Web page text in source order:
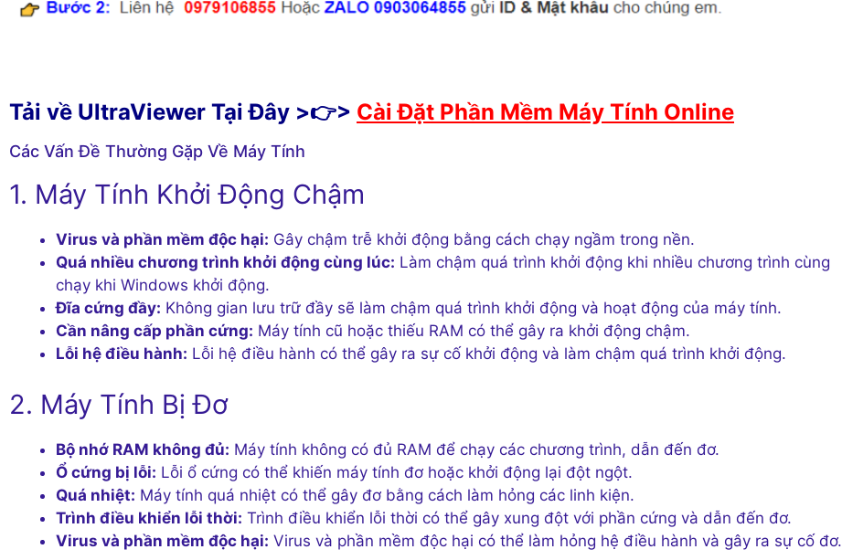
Tải về UltraViewer Tại Đây >👉> Cài Đặt Phần Mềm Máy Tính Online
Các Vấn Đề Thường Gặp Về Máy Tính
1. Máy Tính Khởi Động Chậm
Virus và phần mềm độc hại: Gây chậm trễ khởi động bằng cách chạy ngầm trong nền.
Quá nhiều chương trình khởi động cùng lúc: Làm chậm quá trình khởi động khi nhiều chương trình cùng
chạy khi Windows khởi động.
Đĩa cứng đầy: Không gian lưu trữ đầy sẽ làm chậm quá trình khởi động và hoạt động của máy tính.
Cần nâng cấp phần cứng: Máy tính cũ hoặc thiếu RAM có thể gây ra khởi động chậm.
Lỗi hệ điều hành: Lỗi hệ điều hành có thể gây ra sự cố khởi động và làm chậm quá trình khởi động.
2. Máy Tính Bị Đơ
Bộ nhớ RAM không đủ: Máy tính không có đủ RAM để chạy các chương trình, dẫn đến đơ.
Ổ cứng bị lỗi: Lỗi ổ cứng có thể khiến máy tính đơ hoặc khởi động lại đột ngột.
Quá nhiệt: Máy tính quá nhiệt có thể gây đơ bằng cách làm hỏng các linh kiện.
Trình điều khiển lỗi thời: Trình điều khiển lỗi thời có thể gây xung đột với phần cứng và dẫn đến đơ.
Virus và phần mềm độc hại: Virus và phần mềm độc hại có thể làm hỏng hệ điều hành và gây ra sự cố đơ.